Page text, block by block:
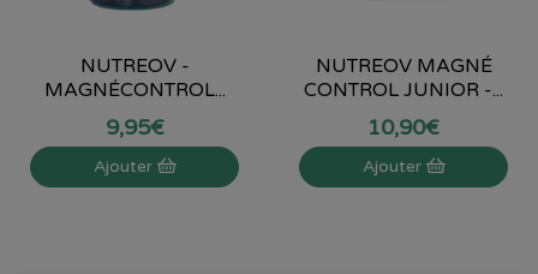
NUTREOV -
MAGNÉCONTROL...
9,95€
Ajouter
NUTREOV MAGNÉ
CONTROL JUNIOR -...
10,90€
Ajouter